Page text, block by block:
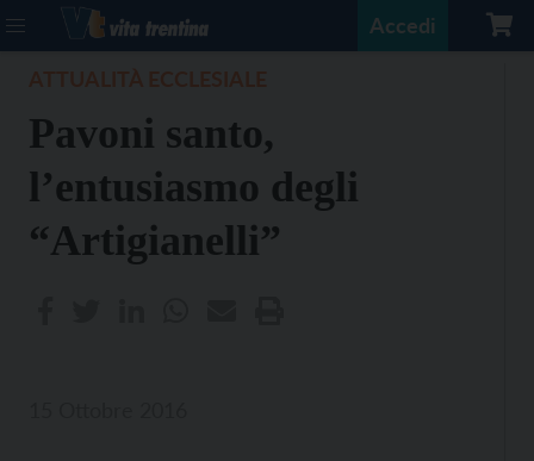
Accedi
Pavoni santo,
l’entusiasmo degli
“Artigianelli”